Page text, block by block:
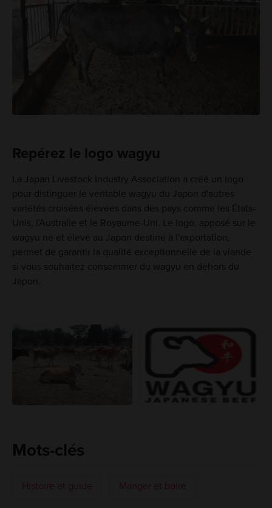
Repérez le logo wagyu
La Japan Livestock Industry Association a créé un logo
pour distinguer le véritable wagyu du Japon d'autres
variétés croisées élevées dans des pays comme les États-
Unis, l'Australie et le Royaume-Uni. Le logo, apposé sur le
wagyu né et élevé au Japon destiné à l'exportation,
permet de garantir la qualité exceptionnelle de la viande
si vous souhaitez consommer du wagyu en dehors du
Japon.
Mots-clés
Histoire et guide Manger et boire